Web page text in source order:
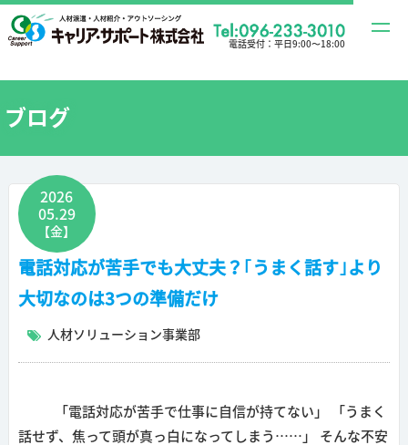
t
g
e
電話受付：平日9:00〜18:00
ブログ
2026
05.29
【金】
電話対応が苦手でも大丈夫？｢うまく話す｣より
大切なのは3つの準備だけ
人材ソリューション事業部
「電話対応が苦手で仕事に自信が持てない」 「うまく
話せず、焦って頭が真っ白になってしまう……」 そんな不安